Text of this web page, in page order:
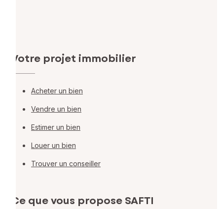
Votre projet immobilier
Acheter un bien
Vendre un bien
Estimer un bien
Louer un bien
Trouver un conseiller
Ce que vous propose SAFTI